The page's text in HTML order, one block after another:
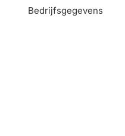
Bedrijfsgegevens